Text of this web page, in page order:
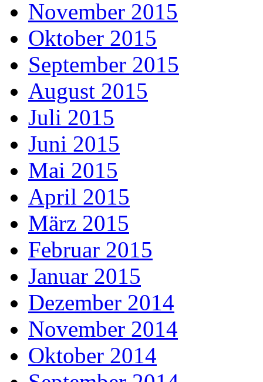
November 2015
Oktober 2015
September 2015
August 2015
Juli 2015
Juni 2015
Mai 2015
April 2015
März 2015
Februar 2015
Januar 2015
Dezember 2014
November 2014
Oktober 2014